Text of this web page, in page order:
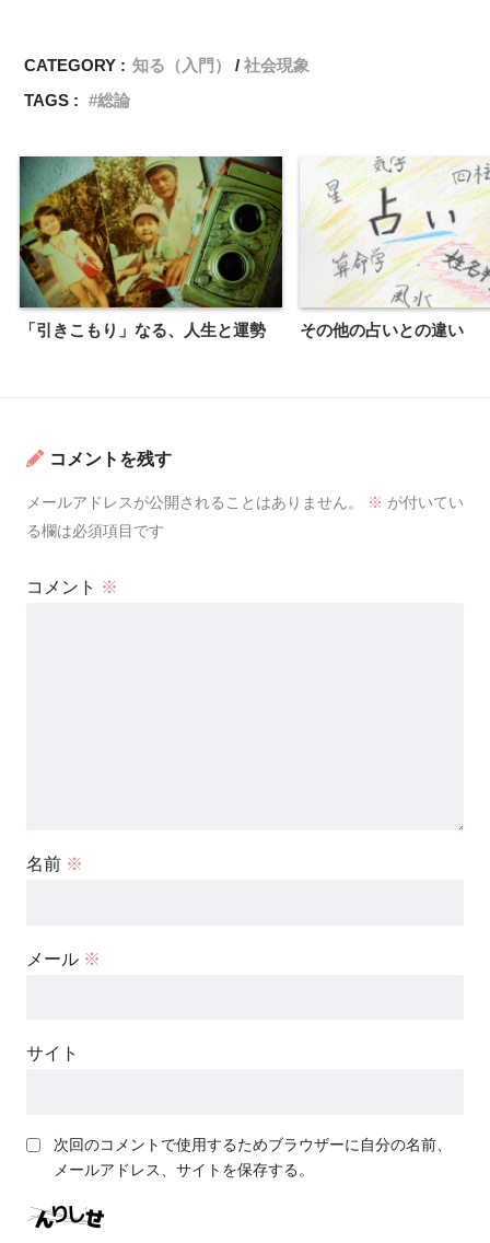
CATEGORY : 知る（入門）
社会現象
TAGS :
総論
「引きこもり」なる、人生と運勢 その他の占いとの違い
コメントを残す
メールアドレスが公開されることはありません。 ※ が付いてい
る欄は必須項目です
コメント ※
名前 ※
メール ※
サイト
次回のコメントで使用するためブラウザーに自分の名前、
メールアドレス、サイトを保存する。